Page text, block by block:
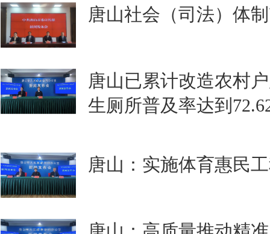
唐山社会（司法）体
唐山已累计改造农村
生厕所普及率达到
唐山：实施体育惠民